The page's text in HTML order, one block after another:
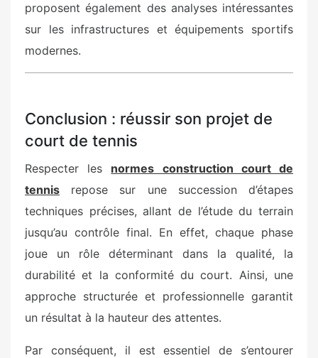
proposent également des analyses intéressantes
sur les infrastructures et équipements sportifs
modernes.
Conclusion : réussir son projet de
court de tennis
Respecter les normes construction court de
tennis repose sur une succession d’étapes
techniques précises, allant de l’étude du terrain
jusqu’au contrôle final. En effet, chaque phase
joue un rôle déterminant dans la qualité, la
durabilité et la conformité du court. Ainsi, une
approche structurée et professionnelle garantit
un résultat à la hauteur des attentes.
Par conséquent, il est essentiel de s’entourer